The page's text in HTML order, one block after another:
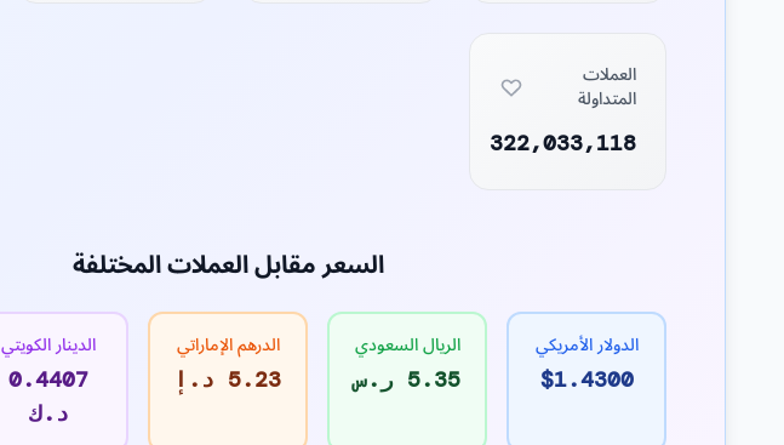
العملات
المتداولة
322,033,118
السعر مقابل العملات المختلفة
الدولار الأمريكي
$1.4300
الريال السعودي
5.35 ر.س
الدرهم الإماراتي
5.23 د.إ
الدينار الكويتي
0.4407
د.ك